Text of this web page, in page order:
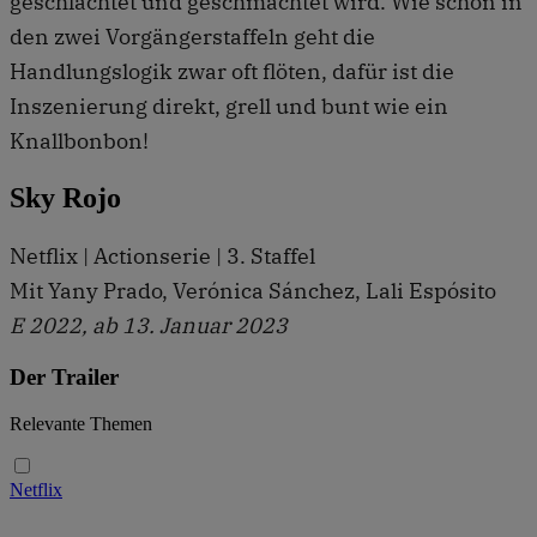
den zwei Vorgängerstaffeln geht die
Handlungslogik zwar oft flöten, dafür ist die
Inszenierung direkt, grell und bunt wie ein
Knallbonbon!
Sky Rojo
Netflix | Actionserie | 3. Staffel
Mit Yany Prado, Verónica Sánchez, Lali Espósito
E 2022, ab 13. Januar 2023
Der Trailer
Relevante Themen
Netflix